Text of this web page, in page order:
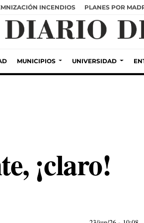
INCENDIOS PLANES POR
MUNICIPIOS UNIVERSIDAD
¡claro!